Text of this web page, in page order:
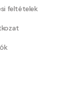
feltételek